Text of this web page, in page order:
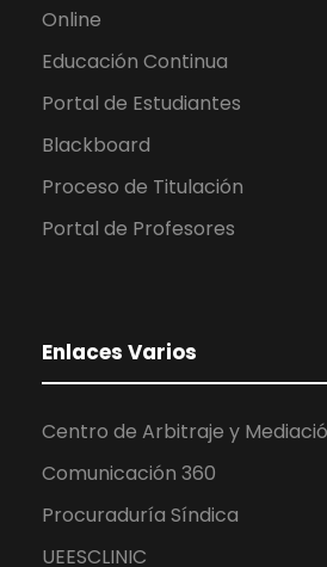
Online
Educación Continua
Portal de Estudiantes
Blackboard
Proceso de Titulación
Portal de Profesores
Enlaces Varios
Centro de Arbitraje y
Comunicación 360
Procuraduría Síndica
UEESCLINIC